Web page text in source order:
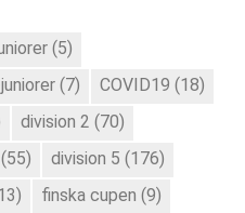
(5)
(7) COVID19 (18)
division 2 (70)
(55) division 5 (176)
finska cupen (9)